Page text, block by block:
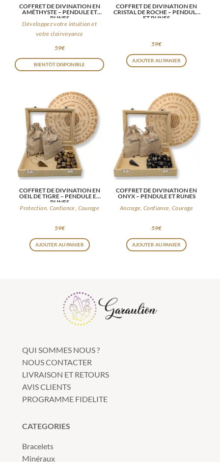
sur
la
produit
COFFRET DE DIVINATION EN
AMÉTHYSTE – PENDULE ET
RUNES
Développez votre intuition et
votre clairvoyance
59€
BIENTÔT DISPONIBLE
COFFRET DE DIVINATION EN
CRISTAL DE ROCHE – PENDULE
ET RUNES
59€
AJOUTER AU PANIER
COFFRET DE DIVINATION EN
OEIL DE TIGRE – PENDULE ET
RUNES
Protection, Confiance, Courage
59€
AJOUTER AU PANIER
COFFRET DE DIVINATION EN
ONYX – PENDULE ET RUNES
Ancrage, Confiance, Courage
59€
AJOUTER AU PANIER
QUI SOMMES NOUS ?
NOUS CONTACTER
LIVRAISON ET RETOURS
AVIS CLIENTS
PROGRAMME FIDELITE
CATEGORIES
Bracelets
Minéraux